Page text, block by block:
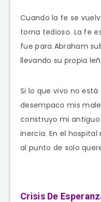
Cuando la fe se
torna tedioso. La fe
fue para Abraham
llevando su propia
Si lo que vivo no
desempaco mis
construyo mi
inercia. En el
al punto de solo
Crisis De